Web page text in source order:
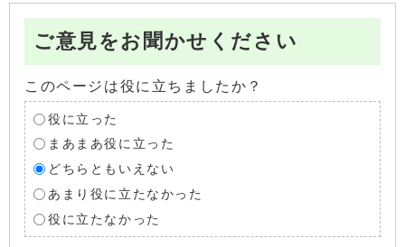
ご意見をお聞かせください
このページは役に立ちましたか？
役に立った
まあまあ役に立った
どちらともいえない
あまり役に立たなかった
役に立たなかった